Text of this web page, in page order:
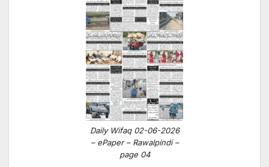
Daily Wifaq 02-06-2026
– ePaper – Rawalpindi –
page 04